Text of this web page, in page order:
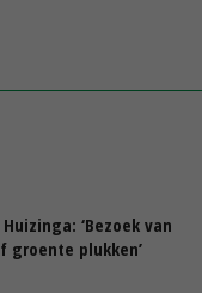
‘Bezoek van
groente plukken’